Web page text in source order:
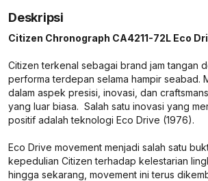
Deskripsi
Citizen Chronograph CA4211-72L Eco
Citizen terkenal sebagai brand jam tangan
performa terdepan selama hampir seabad.
dalam aspek presisi, inovasi, dan
yang luar biasa. Salah satu inovasi yang
positif adalah teknologi Eco Drive (1976).
Eco Drive movement menjadi salah satu
kepedulian Citizen terhadap kelestarian
hingga sekarang, movement ini terus